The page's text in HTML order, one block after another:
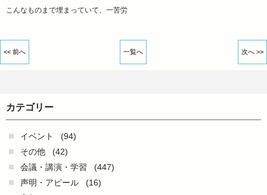
こんなものまで埋まっていて、一苦労
<< 前へ 一覧へ 次へ >>
カテゴリー
イベント
(94)
その他
(42)
会議・講演・学習
(447)
声明・アピール
(16)